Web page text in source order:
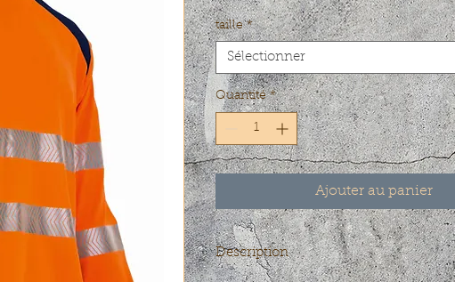
taille *
Sélectionner
Quantité *
Ajouter au panier
Description